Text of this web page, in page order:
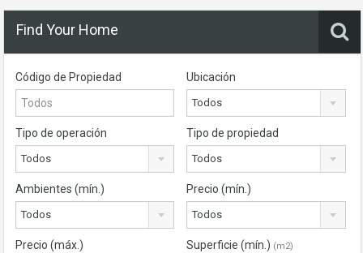
Find Your Home
Código de Propiedad Ubicación
Todos
Tipo de operación
Todos
Tipo de propiedad
Todos
Ambientes (mín.)
Todos
Precio (mín.)
Todos
Precio (máx.) Superficie (mín.) (m2)